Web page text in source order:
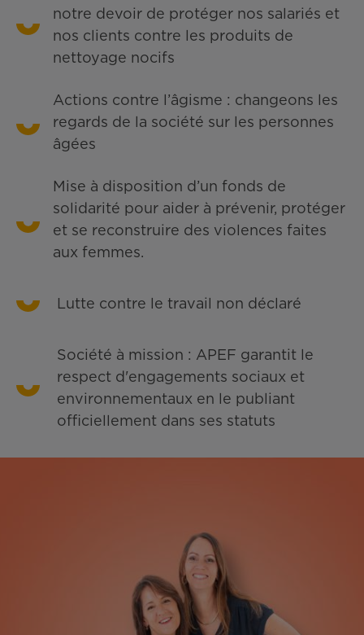
notre devoir de protéger nos salariés et
nos clients contre les produits de
nettoyage nocifs
Actions contre l’âgisme : changeons les
regards de la société sur les personnes
âgées
Mise à disposition d’un fonds de
solidarité pour aider à prévenir, protéger
et se reconstruire des violences faites
aux femmes.
Lutte contre le travail non déclaré
Société à mission : APEF garantit le
respect d'engagements sociaux et
environnementaux en le publiant
officiellement dans ses statuts